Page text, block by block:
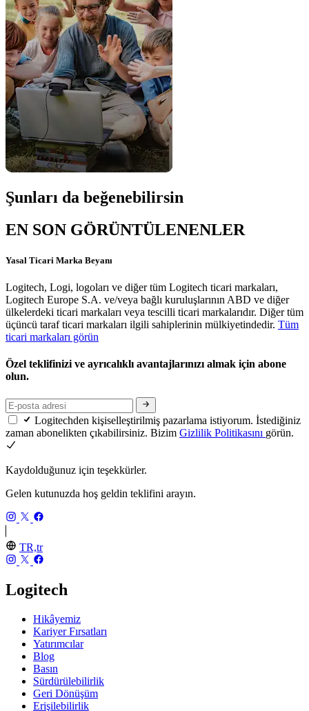
Şunları da beğenebilirsin
EN SON GÖRÜNTÜLENENLER
Yasal Ticari Marka Beyanı
Logitech, Logi, logoları ve diğer tüm Logitech ticari markaları,
Logitech Europe S.A. ve/veya bağlı kuruluşlarının ABD ve diğer
ülkelerdeki ticari markaları veya tescilli ticari markalarıdır. Diğer tüm
üçüncü taraf ticari markaları ilgili sahiplerinin mülkiyetindedir. Tüm
ticari markaları görün
Özel teklifinizi ve ayrıcalıklı avantajlarınızı almak için abone
olun.
Logitechden kişiselleştirilmiş pazarlama istiyorum. İstediğiniz
zaman abonelikten çıkabilirsiniz. Bizim Gizlilik Politikasını görün.
Kaydolduğunuz için teşekkürler.
Gelen kutunuzda hoş geldin teklifini arayın.
TR,tr
Logitech
Hikâyemiz
Kariyer Fırsatları
Yatırımcılar
Blog
Basın
Sürdürülebilirlik
Geri Dönüşüm
Erişilebilirlik